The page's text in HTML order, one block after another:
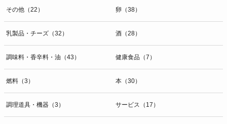
その他（22） 卵（38）
乳製品・チーズ（32） 酒（28）
調味料・香辛料・油（43） 健康食品（7）
燃料（3） 本（30）
調理道具・機器（3） サービス（17）